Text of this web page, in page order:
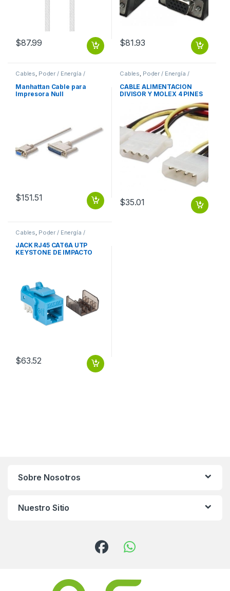
$87.99 $81.93
Cables, Poder / Energía /
Alimentación
Manhattan Cable para
Impresora Null
$151.51
Cables, Poder / Energía /
Alimentación
CABLE ALIMENTACION
DIVISOR Y MOLEX 4 PINES
MOLEX 4 PINES A DUAL
MOLEX HEMBRA
$35.01
Cables Poder / Energía /
Alimentación
JACK RJ45 CAT6A UTP
KEYSTONE DE IMPACTO
$63.52
Sobre Nosotros
Nuestro Sitio